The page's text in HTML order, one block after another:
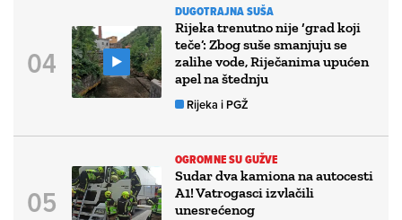
DUGOTRAJNA SUŠA
Rijeka trenutno nije ‘grad koji
teče’: Zbog suše smanjuju se
zalihe vode, Riječanima upućen
apel na štednju
Rijeka i PGŽ
OGROMNE SU GUŽVE
Sudar dva kamiona na autocesti
A1! Vatrogasci izvlačili
unesrećenog